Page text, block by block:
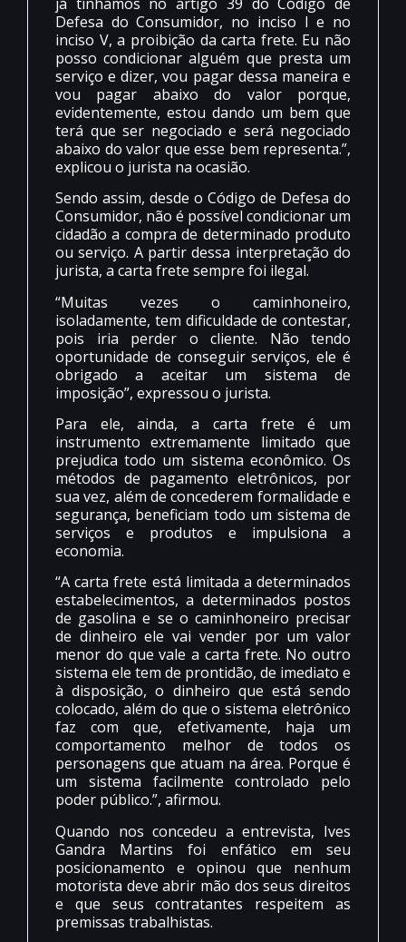
Defesa do Consumidor, no inciso I e no
inciso V, a proibição da carta frete. Eu não
posso condicionar alguém que presta um
serviço e dizer, vou pagar dessa maneira e
vou pagar abaixo do valor porque,
evidentemente, estou dando um bem que
terá que ser negociado e será negociado
abaixo do valor que esse bem representa.”,
explicou o jurista na ocasião.
Sendo assim, desde o Código de Defesa do
Consumidor, não é possível condicionar um
cidadão a compra de determinado produto
ou serviço. A partir dessa interpretação do
jurista, a carta frete sempre foi ilegal.
“Muitas vezes o caminhoneiro,
isoladamente, tem dificuldade de contestar,
pois iria perder o cliente. Não tendo
oportunidade de conseguir serviços, ele é
obrigado a aceitar um sistema de
imposição”, expressou o jurista.
Para ele, ainda, a carta frete é um
instrumento extremamente limitado que
prejudica todo um sistema econômico. Os
métodos de pagamento eletrônicos, por
sua vez, além de concederem formalidade e
segurança, beneficiam todo um sistema de
serviços e produtos e impulsiona a
economia.
“A carta frete está limitada a determinados
estabelecimentos, a determinados postos
de gasolina e se o caminhoneiro precisar
de dinheiro ele vai vender por um valor
menor do que vale a carta frete. No outro
sistema ele tem de prontidão, de imediato e
à disposição, o dinheiro que está sendo
colocado, além do que o sistema eletrônico
faz com que, efetivamente, haja um
comportamento melhor de todos os
personagens que atuam na área. Porque é
um sistema facilmente controlado pelo
poder público.”, afirmou.
Quando nos concedeu a entrevista, Ives
Gandra Martins foi enfático em seu
posicionamento e opinou que nenhum
motorista deve abrir mão dos seus direitos
e que seus contratantes respeitem as
premissas trabalhistas.